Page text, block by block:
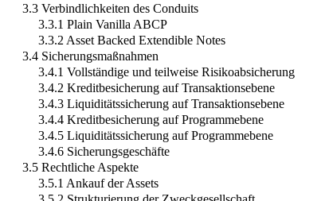
3.3 Verbindlichkeiten des Conduits
3.3.1 Plain Vanilla ABCP
3.3.2 Asset Backed Extendible Notes
3.4 Sicherungsmaßnahmen
3.4.1 Vollständige und teilweise Risikoabsicherung
3.4.2 Kreditbesicherung auf Transaktionsebene
3.4.3 Liquiditätssicherung auf Transaktionsebene
3.4.4 Kreditbesicherung auf Programmebene
3.4.5 Liquiditätssicherung auf Programmebene
3.4.6 Sicherungsgeschäfte
3.5 Rechtliche Aspekte
3.5.1 Ankauf der Assets